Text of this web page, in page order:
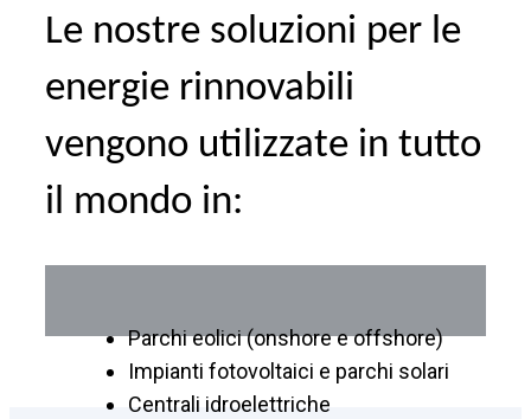
Le nostre soluzioni per le
energie rinnovabili
vengono utilizzate in tutto
il mondo in:
Parchi eolici (onshore e offshore)
Impianti fotovoltaici e parchi solari
Centrali idroelettriche